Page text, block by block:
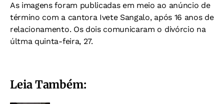
As imagens foram publicadas em meio ao anúncio de
término com a cantora Ivete Sangalo, após 16 anos de
relacionamento. Os dois comunicaram o divórcio na
últma quinta-feira, 27.
Leia Também: